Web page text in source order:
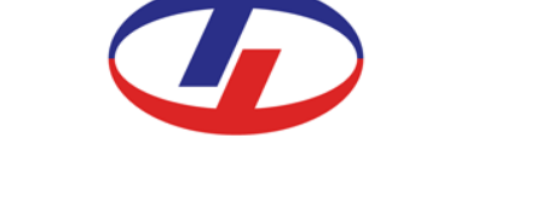
SUSTAINABILITY
サステナビリティ